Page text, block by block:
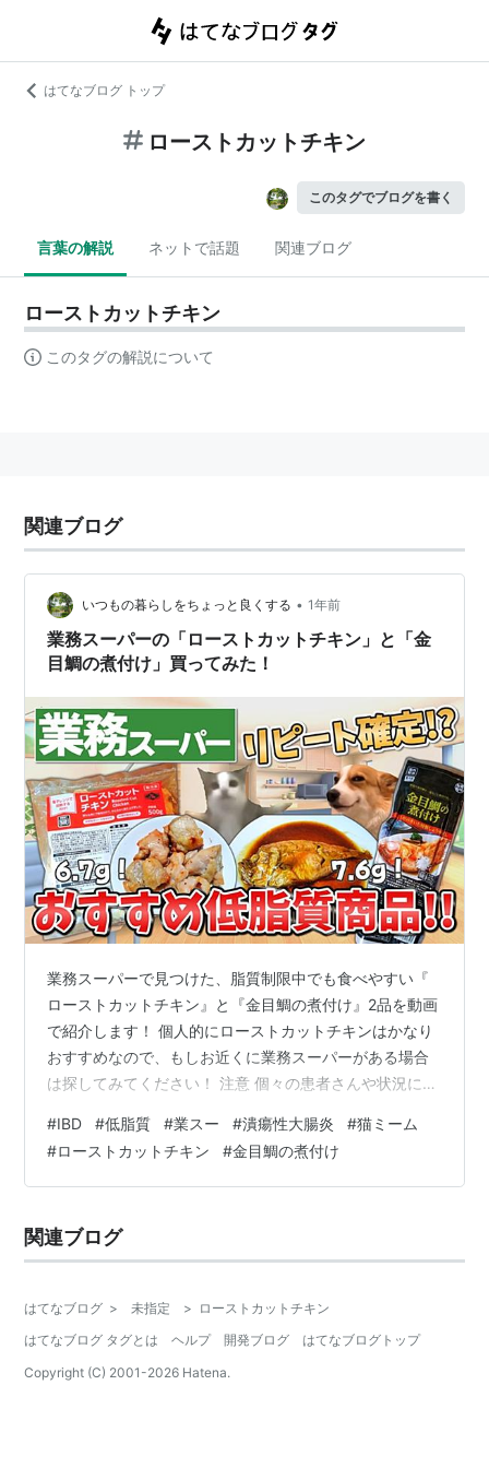
はてなブログ トップ
ローストカットチキン
このタグでブログを書く
言葉の解説 ネットで話題 関連ブログ
ローストカットチキン
このタグの解説について
関連ブログ
いつもの暮らしをちょっと良くする • 1年前
業務スーパーの「ローストカットチキン」と「金
目鯛の煮付け」買ってみた！
業務スーパーで見つけた、脂質制限中でも食べやすい『
ローストカットチキン』と『金目鯛の煮付け』2品を動画
で紹介します！ 個人的にローストカットチキンはかなり
おすすめなので、もしお近くに業務スーパーがある場合
は探してみてください！ 注意 個々の患者さんや状況に応
体調に合わせて調整するとともに、必要に応じて主治医
の先生に相談しましょう。 ニコニコ動画にも投稿してい
るので、そちらもどうぞ！ 業務スーパーの「ローストカ
ーム】 ランキング参加中ライフスタイルランキング参加
中雑談
#IBD #低脂質 #業スー #潰瘍性大腸炎 #猫ミーム
#ローストカットチキン #金目鯛の煮付け
関連ブログ
はてなブログ > 未指定 > ローストカットチキン
はてなブログ タグとは
ヘルプ 開発ブログ
はてなブログトップ
Copyright (C) 2001-2026 Hatena.